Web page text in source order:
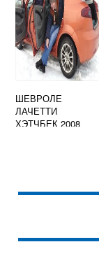
ШЕВРОЛЕ
ЛАЧЕТТИ
ХЭТЧБЕК 2008